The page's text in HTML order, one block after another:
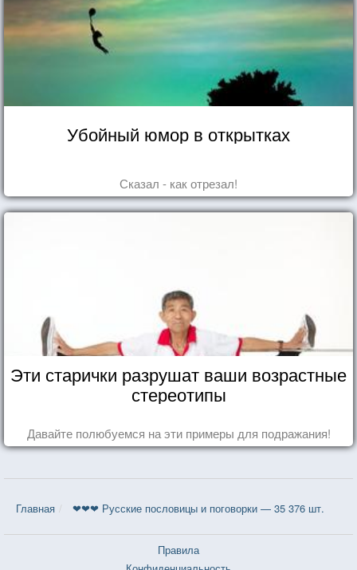
Убойный юмор в открытках
Сказал - как отрезал!
Эти старички разрушат ваши возрастные
стереотипы
Давайте полюбуемся на эти примеры для подражания!
Главная ❤❤❤ Русские пословицы и поговорки — 35 376 шт.
Правила